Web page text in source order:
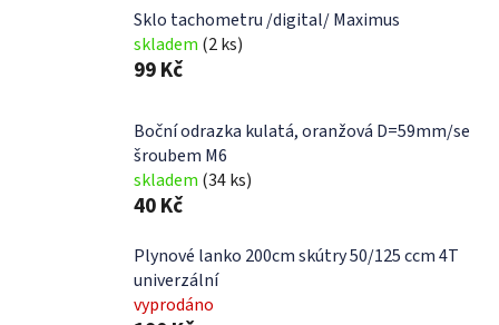
Sklo tachometru /digital/ Maximus
skladem (2 ks)
99 Kč
Boční odrazka kulatá, oranžová D=59mm/se
šroubem M6
skladem (34 ks)
40 Kč
Plynové lanko 200cm skútry 50/125 ccm 4T
univerzální
vyprodáno